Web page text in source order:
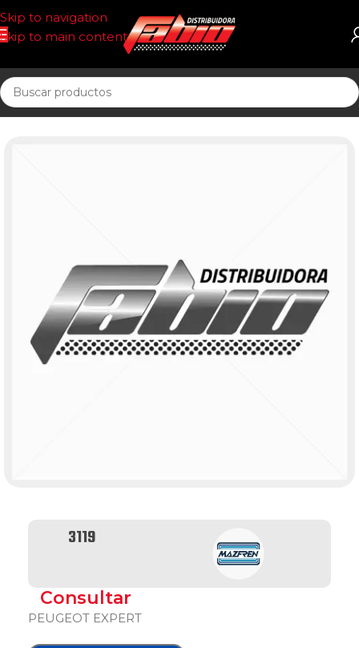
Skip to navigation
Skip to main content
Inicio PASTILLAS DE FRENO
3119
Consultar
PEUGEOT EXPERT